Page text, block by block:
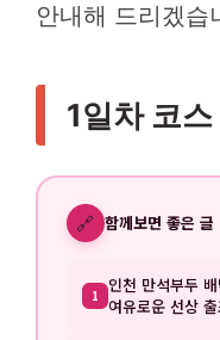
안내해 드리겠습
1일차 코스
🔗 함께보면 좋은 글
1 인천 만석부두
여유로운 선상